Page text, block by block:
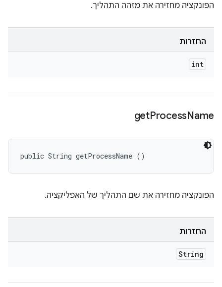
הפונקציה מחזירה את מזהה התהליך.
החזרות
int
getProcessName
public String getProcessName ()
הפונקציה מחזירה את שם התהליך של האפליקציה.
החזרות
String